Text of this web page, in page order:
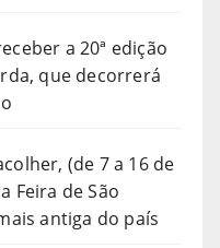
a 20ª edição
que decorrerá
(de 7 a 16 de
Feira de São
antiga do país